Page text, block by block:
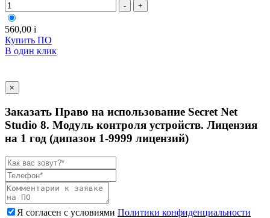
- +
560,00 i
Купить ПО
В один клик
×
Заказать Право на использование Secret Net
Studio 8. Модуль контроля устройств. Лицензия
на 1 год (дипазон 1-9999 лицензий)
Я согласен с условиями Политики конфиденциальности